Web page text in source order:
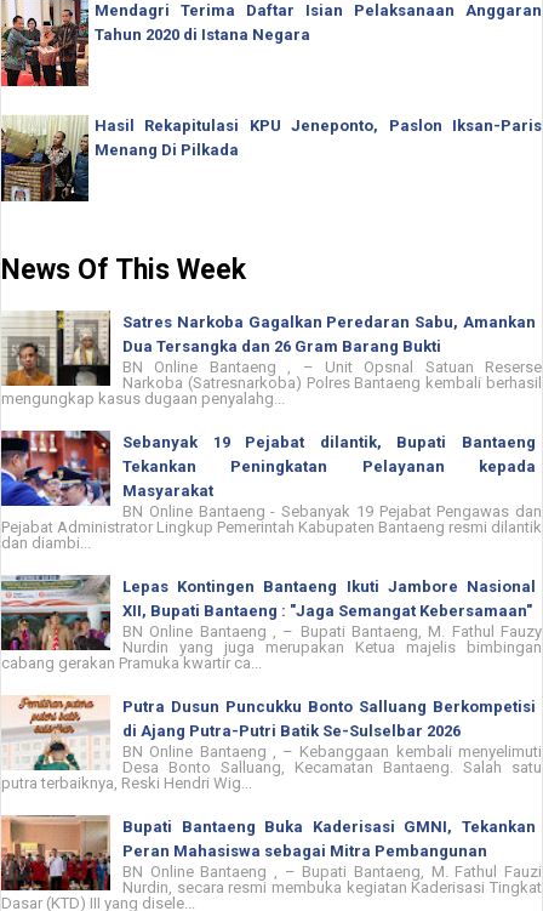
Mendagri Terima Daftar Isian Pelaksanaan Anggaran
Tahun 2020 di Istana Negara
Hasil Rekapitulasi KPU Jeneponto, Paslon Iksan-Paris
Menang Di Pilkada
News Of This Week
Satres Narkoba Gagalkan Peredaran Sabu, Amankan
Dua Tersangka dan 26 Gram Barang Bukti
BN Online Bantaeng , – Unit Opsnal Satuan Reserse
Narkoba (Satresnarkoba) Polres Bantaeng kembali berhasil
mengungkap kasus dugaan penyalahg...
Sebanyak 19 Pejabat dilantik, Bupati Bantaeng
Tekankan Peningkatan Pelayanan kepada
Masyarakat
BN Online Bantaeng - Sebanyak 19 Pejabat Pengawas dan
Pejabat Administrator Lingkup Pemerintah Kabupaten Bantaeng resmi dilantik
dan diambi...
Lepas Kontingen Bantaeng Ikuti Jambore Nasional
XII, Bupati Bantaeng : "Jaga Semangat Kebersamaan"
BN Online Bantaeng , – Bupati Bantaeng, M. Fathul Fauzy
Nurdin yang juga merupakan Ketua majelis bimbingan
cabang gerakan Pramuka kwartir ca...
Putra Dusun Puncukku Bonto Salluang Berkompetisi
di Ajang Putra-Putri Batik Se-Sulselbar 2026
BN Online Bantaeng , – Kebanggaan kembali menyelimuti
Desa Bonto Salluang, Kecamatan Bantaeng. Salah satu
putra terbaiknya, Reski Hendri Wig...
Bupati Bantaeng Buka Kaderisasi GMNI, Tekankan
Peran Mahasiswa sebagai Mitra Pembangunan
BN Online Bantaeng , – Bupati Bantaeng, M. Fathul Fauzi
Nurdin, secara resmi membuka kegiatan Kaderisasi Tingkat
Dasar (KTD) III yang disele...